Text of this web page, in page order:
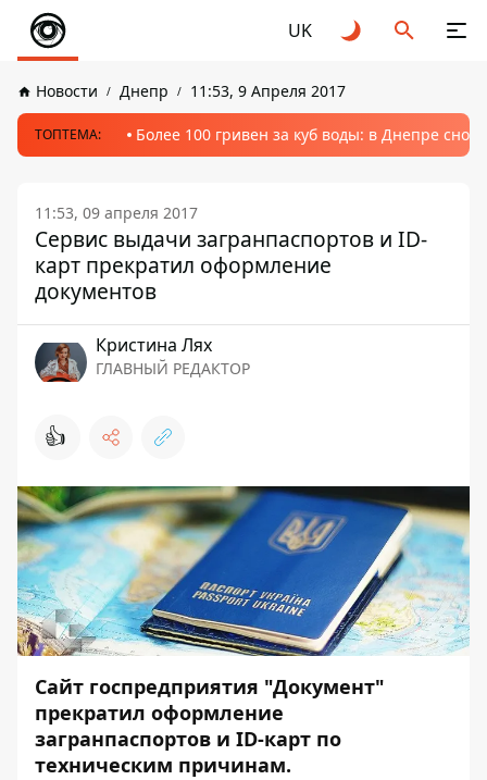
UK
Новости Днепр 11:53, 9 Апреля 2017
ТОПТЕМА: Более 100 гривен за куб воды: в Днепре
11:53, 09 апреля 2017
Сервис выдачи загранпаспортов и ID-
карт прекратил оформление
документов
Кристина Лях
ГЛАВНЫЙ РЕДАКТОР
👍
Сайт госпредприятия "Документ"
прекратил оформление
загранпаспортов и ID-карт по
техническим причинам.